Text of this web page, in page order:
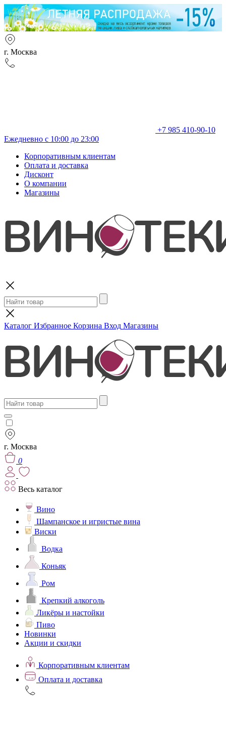
г. Москва
+7 985 410-90-10
Ежедневно с 10:00 до 23:00
Корпоративным клиентам
Оплата и доставка
Дисконт
О компании
Магазины
Каталог Избранное Корзина Вход Магазины
г. Москва
0
Весь каталог
Вино
Шампанское и игристые вина
Виски
Водка
Коньяк
Ром
Крепкий алкоголь
Ликёры и настойки
Пиво
Новинки
Акции и скидки
Корпоративным клиентам
Оплата и доставка